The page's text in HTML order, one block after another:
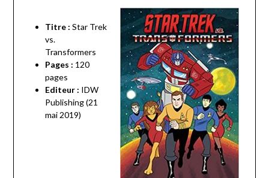
Titre : Star Trek
vs.
Transformers
Pages : 120
pages
Editeur : IDW
Publishing (21
mai 2019)